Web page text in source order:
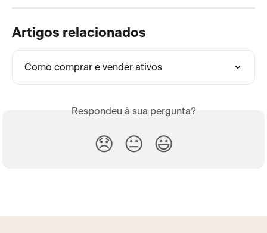
Artigos relacionados
Como comprar e vender ativos
Respondeu à sua pergunta?
😞 😐 😃